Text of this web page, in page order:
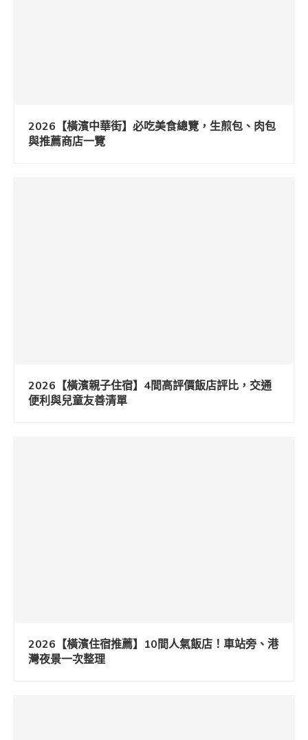
2026【橫濱中華街】必吃美食總覽，生煎包、肉包
與推薦商店一覽
2026【橫濱親子住宿】4間高評價飯店評比，交通
便利與兒童友善清單
2026【橫濱住宿推薦】10間人氣飯店！車站旁、港
灣夜景一次整理